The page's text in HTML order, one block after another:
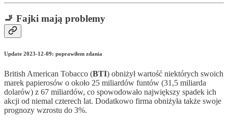
🚬 Fajki mają problemy
Update 2023-12-09: poprawiłem zdania
British American Tobacco (BTI) obniżył wartość niektórych swoich
marek papierosów o około 25 miliardów funtów (31,5 miliarda
dolarów) z 67 miliardów, co spowodowało największy spadek ich
akcji od niemal czterech lat. Dodatkowo firma obniżyła także swoje
prognozy wzrostu do 3%.